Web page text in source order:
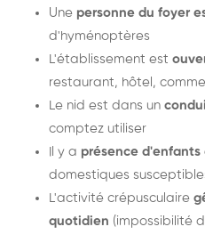
Une personne du foyer
d'hyménoptères
L'établissement est
restaurant, hôtel,
Le nid est dans un
comptez utiliser
Il y a présence d'enfants
domestiques
L'activité crépusculaire
quotidien (impossibilité